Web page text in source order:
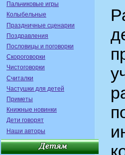
Пальчиковые игры
Колыбельные
Праздничные сценарии
Поздравления
Пословицы и поговорки
Скороговорки
Чистоговорки
Считалки
Частушки для детей
Приметы
Книжные новинки
Дети говорят
Наши авторы